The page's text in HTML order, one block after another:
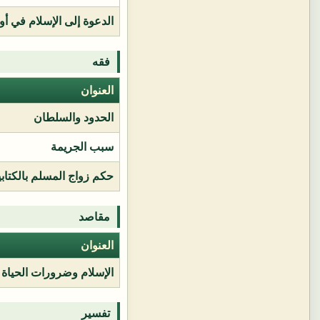
الدعوة إلى الإسلام في
فقه
العنوان
الحدود والسلطان
سبب الجريمة
حكم زواج المسلم
مقاصد
العنوان
الإسلام وضرورات الحياة
تفسير